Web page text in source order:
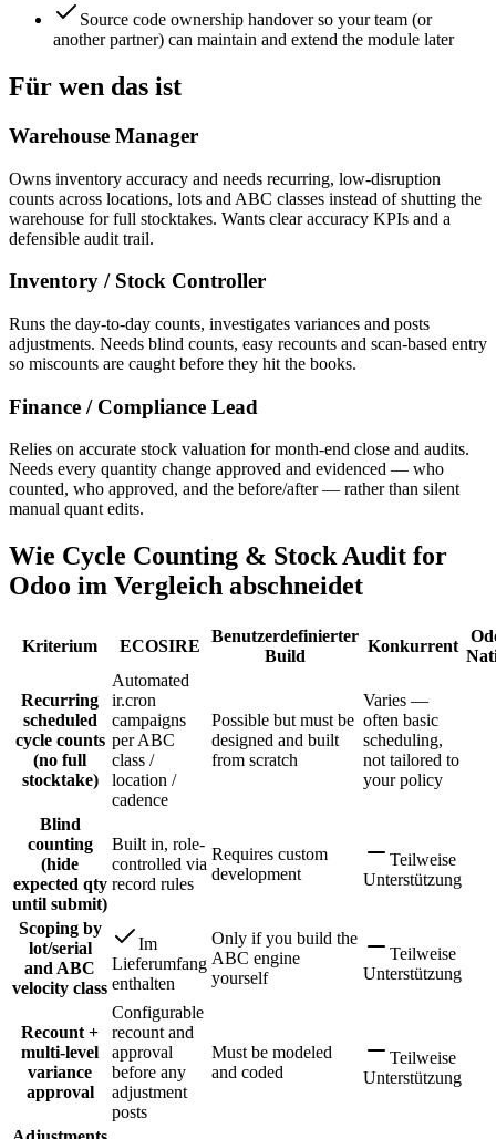
Source code ownership handover so your team (or
another partner) can maintain and extend the module later
Für wen das ist
Warehouse Manager
Owns inventory accuracy and needs recurring, low-disruption
counts across locations, lots and ABC classes instead of shutting the
warehouse for full stocktakes. Wants clear accuracy KPIs and a
defensible audit trail.
Inventory / Stock Controller
Runs the day-to-day counts, investigates variances and posts
adjustments. Needs blind counts, easy recounts and scan-based entry
so miscounts are caught before they hit the books.
Finance / Compliance Lead
Relies on accurate stock valuation for month-end close and audits.
Needs every quantity change approved and evidenced — who
counted, who approved, and the before/after — rather than silent
manual quant edits.
Wie Cycle Counting & Stock Audit for
Odoo im Vergleich abschneidet
Kriterium ECOSIRE
Benutzerdefinierter
Build
Konkurrent
Recurring
scheduled
cycle counts
(no full
stocktake)
Automated
ir.cron
campaigns
per ABC
class /
location /
cadence
Possible but must be
designed and built
from scratch
Varies —
often basic
scheduling,
not tailored to
your policy
Blind
counting
(hide
expected qty
until submit)
Built in, role-
controlled via
record rules
Requires custom
development
Teilweise
Unterstützung
Scoping by
lot/serial
and ABC
velocity class
Im
Lieferumfang
enthalten
Only if you build the
ABC engine
yourself
Teilweise
Unterstützung
Recount +
multi-level
variance
approval
Configurable
recount and
approval
before any
adjustment
posts
Must be modeled
and coded
Teilweise
Unterstützung